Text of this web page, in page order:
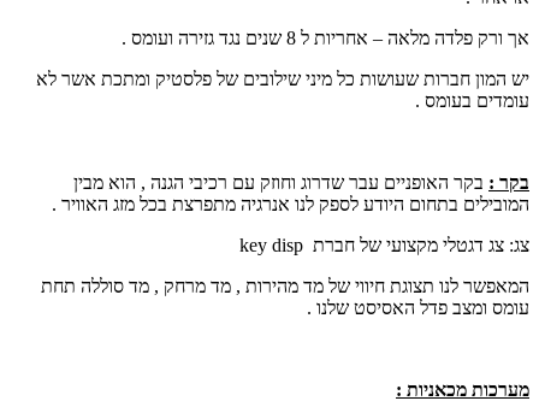
אך ורק פלדה מלאה – אחריות ל 8 שנים נגד גזירה ועומס .
יש המון חברות שעושות כל מיני שילובים של פלסטיק ומתכת אשר לא
עומדים בעומס .
בקר : בקר האופניים עבר שדרוג וחוזק עם רכיבי הגנה , הוא מבין
המובילים בתחום היודע לספק לנו אנרגיה מתפרצת בכל מזג האוויר .
צג: צג דגטלי מקצועי של חברת key disp
המאפשר לנו תצוגת חיווי של מד מהירות , מד מרחק , מד סוללה תחת
עומס ומצב פדל האסיסט שלנו .
מערכות מכאניות :